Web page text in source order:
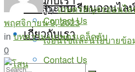
เข้าสู่ระบบเรียนออนไล
เกี่ยวกับเรา
Contact Us
Contact Us
เงื่อนไขและนโยบายข้
by เกษตรสัญจรออนไล
พฤศจิกายน 9, 2023
in บทความ,เกษตรเคล็ดลับ
0